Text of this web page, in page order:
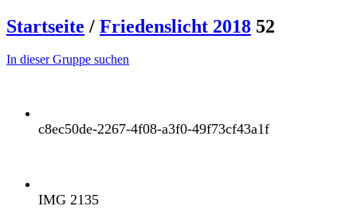
Startseite / Friedenslicht 2018 52
In dieser Gruppe suchen
c8ec50de-2267-4f08-a3f0-49f73cf43a1f
IMG 2135